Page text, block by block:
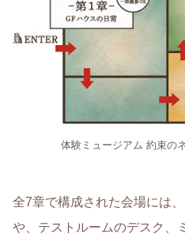
体験ミュージアム 約束の
全7章で構成された会場には
や、テストルームのデスク、